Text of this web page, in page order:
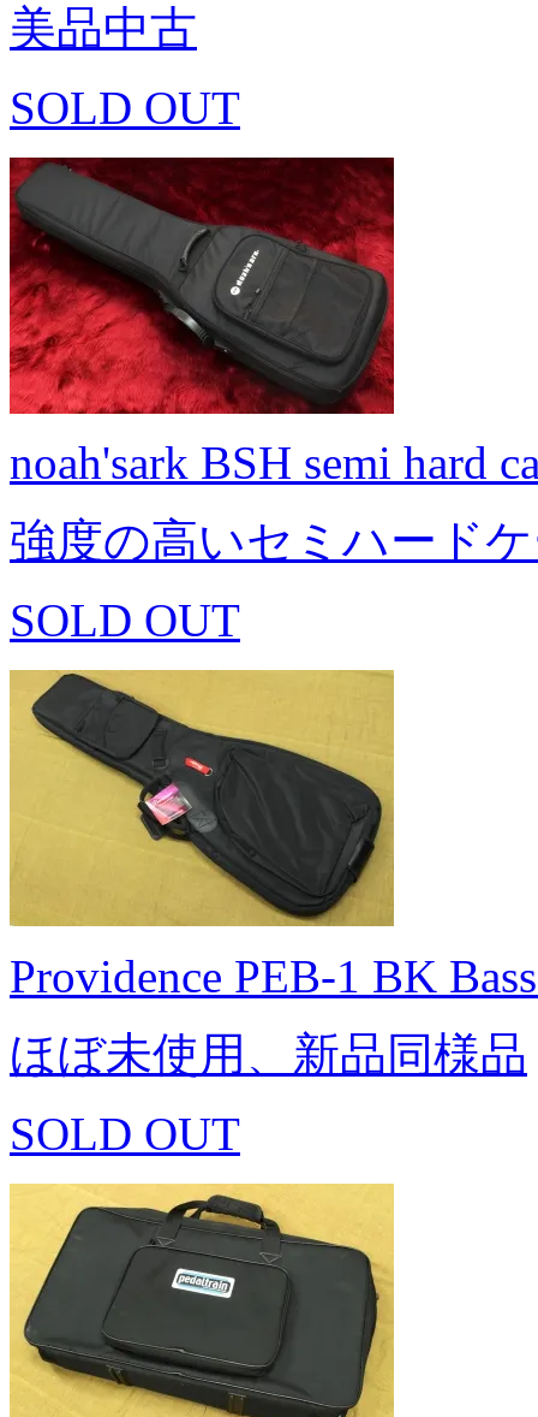
美品中古
SOLD OUT
noah'sark BSH semi hard
強度の高いセミハード
SOLD OUT
Providence PEB-1 BK
ほぼ未使用、新品同様品
SOLD OUT